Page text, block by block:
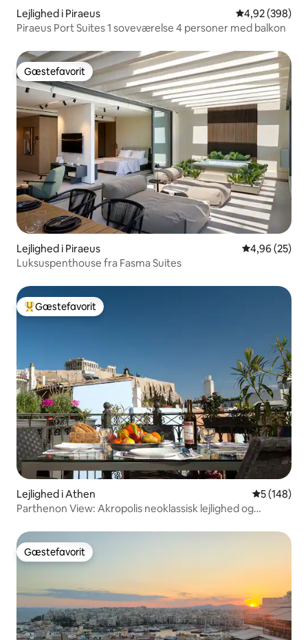
Lejlighed i Piraeus 4,92 ud af 5 i
4,92 (398)
Piraeus Port Suites 1 soveværelse 4 personer med balkon
Gæstefavorit
Gæstefavorit
Lejlighed i Piraeus 4,96 ud af 5 i
4,96 (25)
Luksuspenthouse fra Fasma Suites
Bedste gæstefavorit
Gæstefavorit
Lejlighed i Athen 5 ud af 5 i
5 (148)
Parthenon View: Akropolis neoklassisk lejlighed og
Gæstefavorit
Gæstefavorit